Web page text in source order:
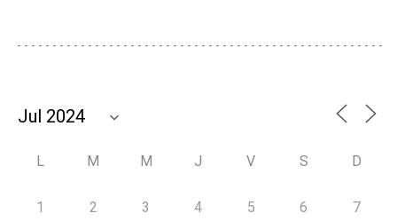
L M M J V S D
1 2 3 4 5 6 7